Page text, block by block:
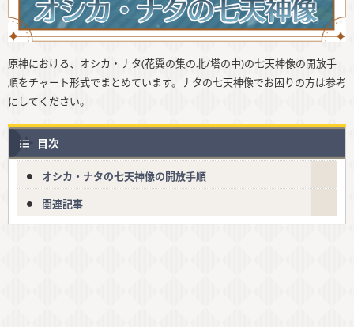
原神における、オシカ・ナタ(花翼の集の北/塔の中)の七天神像の開放手
順をチャート形式でまとめています。ナタの七天神像でお困りの方は参考
にしてください。
目次
オシカ・ナタの七天神像の開放手順
関連記事